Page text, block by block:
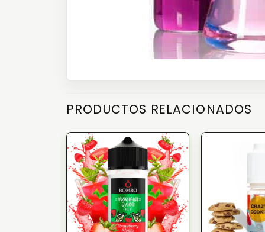
PRODUCTOS RELACIONADOS